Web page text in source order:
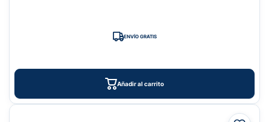
ENVÍO GRATIS
Añadir al carrito